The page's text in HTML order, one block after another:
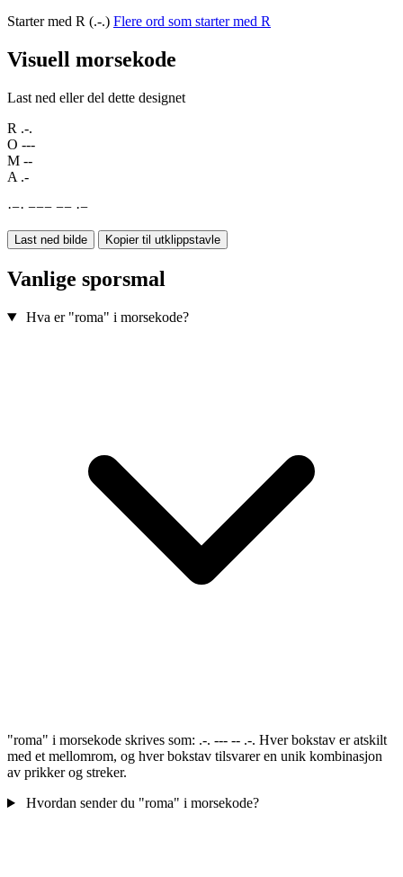
Starter med R (.-.) Flere ord som starter med R
Visuell morsekode
Last ned eller del dette designet
R .-.
O ---
M --
A .-
·−· −−− −− ·−
Last ned bilde Kopier til utklippstavle
Vanlige sporsmal
Hva er "roma" i morsekode?
"roma" i morsekode skrives som: .-. --- -- .-. Hver bokstav er atskilt
med et mellomrom, og hver bokstav tilsvarer en unik kombinasjon
av prikker og streker.
Hvordan sender du "roma" i morsekode?